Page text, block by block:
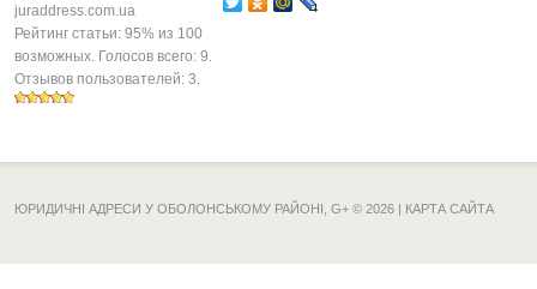
juraddress.com.ua
Рейтинг статьи: 95% из 100
возможных. Голосов всего: 9.
Отзывов пользователей: 3.
ЮРИДИЧНІ АДРЕСИ У ОБОЛОНСЬКОМУ РАЙОНІ, G+ © 2026 | КАРТА САЙТА